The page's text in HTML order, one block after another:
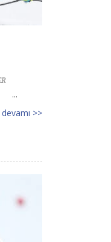
...
>>